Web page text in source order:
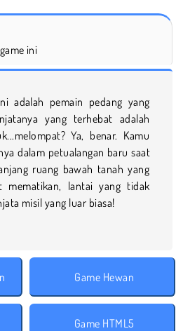
ini
adalah pemain pedang yang
yang terhebat adalah
Ya, benar. Kamu
dalam petualangan baru saat
ruang bawah tanah yang
mematikan, lantai yang tidak
misil yang luar biasa!
Game Hewan
Game HTML5